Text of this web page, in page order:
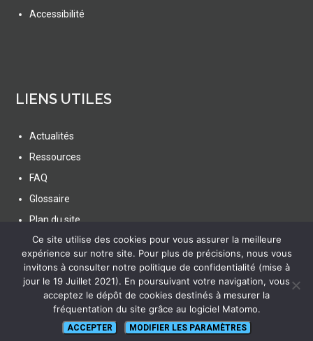
Accessibilité
LIENS UTILES
Actualités
Ressources
FAQ
Glossaire
Plan du site
SUIVEZ NOUS
Ce site utilise des cookies pour vous assurer la meilleure
expérience sur notre site. Pour plus de précisions, nous vous
invitons à consulter notre politique de confidentialité (mise à
jour le 19 Juillet 2021). En poursuivant votre navigation, vous
acceptez le dépôt de cookies destinés à mesurer la
fréquentation du site grâce au logiciel Matomo.
ACCEPTER MODIFIER LES PARAMÈTRES